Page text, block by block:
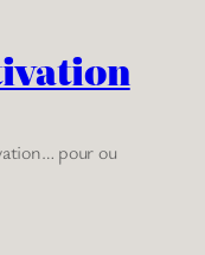
pour ou